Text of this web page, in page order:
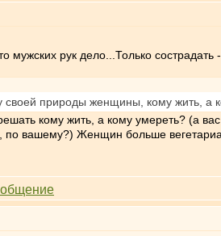
мужских рук дело...Только
природы женщины, кому жить, а
кому жить, а кому умереть? (а
по вашему?) Женщин больше